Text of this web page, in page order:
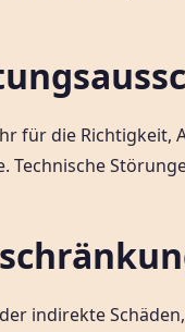
für die
Technische
indirekte